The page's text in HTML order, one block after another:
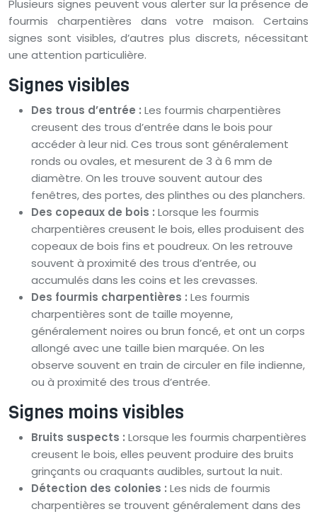
Plusieurs signes peuvent vous alerter sur la présence de
fourmis charpentières dans votre maison. Certains
signes sont visibles, d’autres plus discrets, nécessitant
une attention particulière.
Signes visibles
Des trous d’entrée : Les fourmis charpentières
creusent des trous d’entrée dans le bois pour
accéder à leur nid. Ces trous sont généralement
ronds ou ovales, et mesurent de 3 à 6 mm de
diamètre. On les trouve souvent autour des
fenêtres, des portes, des plinthes ou des planchers.
Des copeaux de bois : Lorsque les fourmis
charpentières creusent le bois, elles produisent des
copeaux de bois fins et poudreux. On les retrouve
souvent à proximité des trous d’entrée, ou
accumulés dans les coins et les crevasses.
Des fourmis charpentières : Les fourmis
charpentières sont de taille moyenne,
généralement noires ou brun foncé, et ont un corps
allongé avec une taille bien marquée. On les
observe souvent en train de circuler en file indienne,
ou à proximité des trous d’entrée.
Signes moins visibles
Bruits suspects : Lorsque les fourmis charpentières
creusent le bois, elles peuvent produire des bruits
grinçants ou craquants audibles, surtout la nuit.
Détection des colonies : Les nids de fourmis
charpentières se trouvent généralement dans des